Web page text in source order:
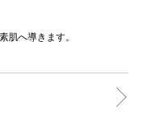
肌へ導きます。